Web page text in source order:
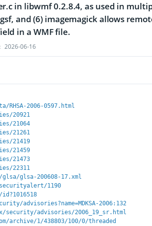
in libwmf 0.2.8.4, as used in
and (6) imagemagick allows
in a WMF file.
2026-06-16
2006-0597.html
20921
21064
21261
21419
21459
21473
22311
glsa-200608-17.xml
1190
advisories?name=MDKSA-2006:132
security/advisories/2006_19_sr.html
archive/1/438803/100/0/threaded